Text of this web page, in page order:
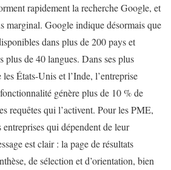
rapidement la recherche Google, et
marginal. Google indique désormais que
dans plus de 200 pays et
plus de 40 langues. Dans ses plus
États-Unis et l’Inde, l’entreprise
génère plus de 10 % de
requêtes qui l’activent. Pour les PME,
entreprises qui dépendent de leur
est clair : la page de résultats
de sélection et d’orientation, bien